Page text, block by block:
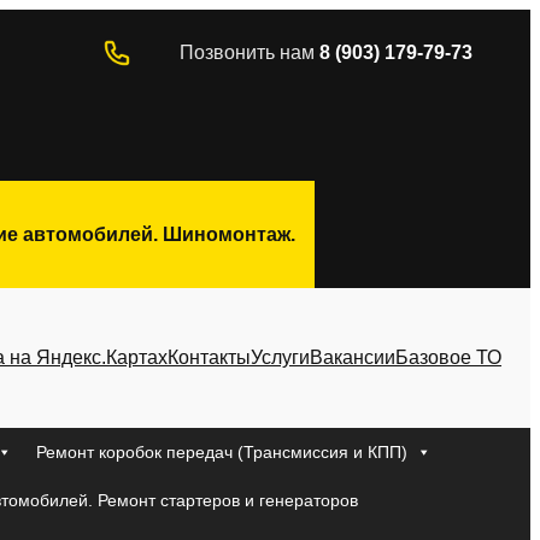
Позвонить нам 8 (903) 179-79-73
автомобилей. Шиномонтаж.
на Яндекс.КартахКонтактыУслугиВакансииБазовое ТО
Ремонт коробок передач (Трансмиссия и КПП)
Ремонт стартеров и генераторов